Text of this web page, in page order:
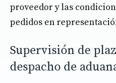
proveedor y las
pedidos en
Supervisión de
despacho de